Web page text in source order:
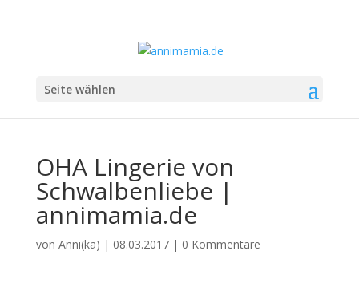
Seite wählen
OHA Lingerie von
Schwalbenliebe |
annimamia.de
von Anni(ka) | 08.03.2017| 0 Kommentare